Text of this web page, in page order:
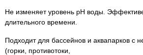
Не изменяет уровень рН воды.
длительного времени.
Подходит для бассейнов и аквапарков с
(горки, противотоки,